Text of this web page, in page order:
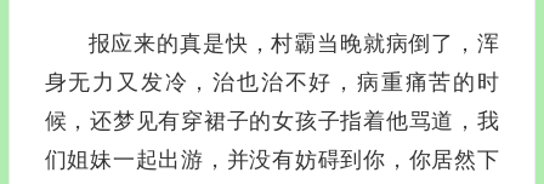
报应来的真是快，村霸当晚就病倒了，浑
身无力又发冷，治也治不好，病重痛苦的时
候，还梦见有穿裙子的女孩子指着他骂道，我
们姐妹一起出游，并没有妨碍到你，你居然下